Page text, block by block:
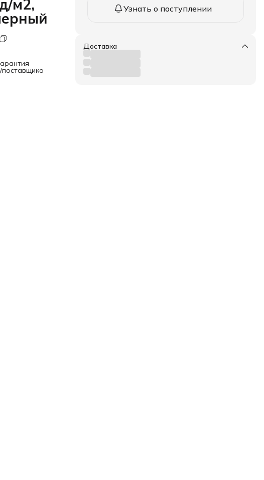
м2,
Узнать о поступлении
Доставка